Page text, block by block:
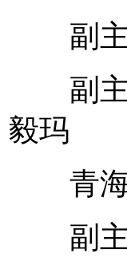
副主
副主
毅玛
青海
副主